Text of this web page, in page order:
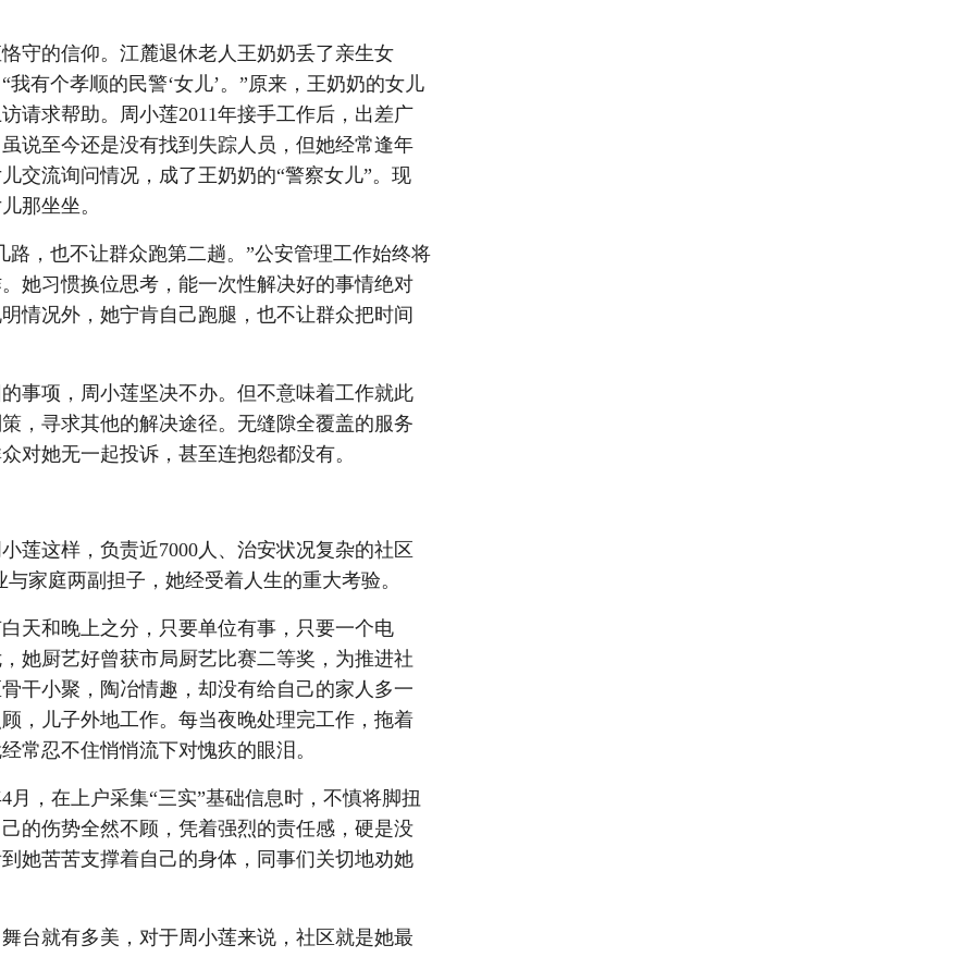
的信仰。江麓退休老人王奶奶丢了亲生女
有个孝顺的民警‘女儿’。”原来，王奶奶的女儿
请求帮助。周小莲2011年接手工作后，出差广
说至今还是没有找到失踪人员，但她经常逢年
交流询问情况，成了王奶奶的“警察女儿”。现
那坐坐。
也不让群众跑第二趟。”公安管理工作始终将
她习惯换位思考，能一次性解决好的事情绝对
情况外，她宁肯自己跑腿，也不让群众把时间
项，周小莲坚决不办。但不意味着工作就此
，寻求其他的解决途径。无缝隙全覆盖的服务
对她无一起投诉，甚至连抱怨都没有。
这样，负责近7000人、治安状况复杂的社区
家庭两副担子，她经受着人生的重大考验。
和晚上之分，只要单位有事，只要一个电
她厨艺好曾获市局厨艺比赛二等奖，为推进社
干小聚，陶冶情趣，却没有给自己的家人多一
，儿子外地工作。每当夜晚处理完工作，拖着
常忍不住悄悄流下对愧疚的眼泪。
在上户采集“三实”基础信息时，不慎将脚扭
的伤势全然不顾，凭着强烈的责任感，硬是没
她苦苦支撑着自己的身体，同事们关切地劝她
就有多美，对于周小莲来说，社区就是她最